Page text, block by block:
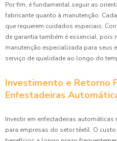
Por fim, é fundamental seguir as
fabricante quanto à manutenção.
que requerem cuidados especiais.
de garantia também é essencial, pois
manutenção especializada para seus
serviço de qualidade ao longo do
Investimento e Retorno
Enfestadeiras
Investir em enfestadeiras
para empresas do setor têxtil. O